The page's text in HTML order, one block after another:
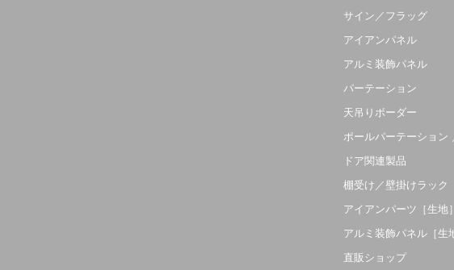
サイン／フラッグ
アイアンパネル
アルミ装飾パネル
パーテーション
天吊りボーダー
ポールパーテーション
ドア関連製品
棚受け／壁掛けラック
アイアンパーツ［生地］
アルミ装飾パネル［生
直販ショップ